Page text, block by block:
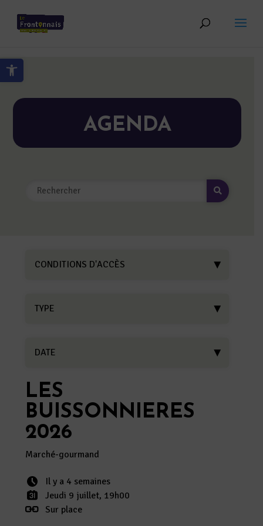
Ouvrir la barre d’outils
AGENDA
CONDITIONS D'ACCÈS
TYPE
DATE
LES
BUISSONNIERES
2026
Marché-gourmand
Il y a 4 semaines
Jeudi 9 juillet, 19h00
Sur place